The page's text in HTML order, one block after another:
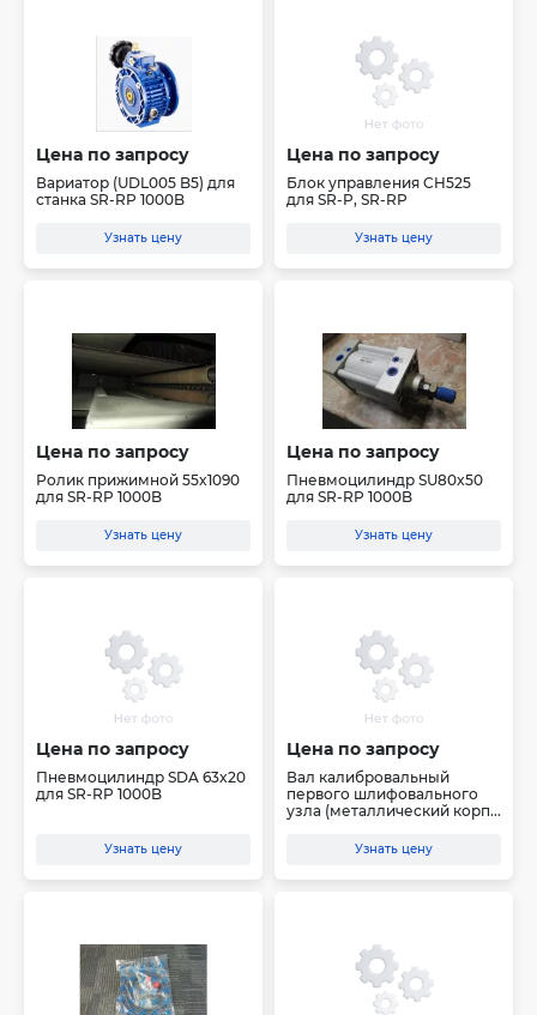
Цена по запросу
Вариатор (UDL005 B5) для
станка SR-RP 1000B
Узнать цену
Цена по запросу
Блок управления CH525
для SR-P, SR-RP
Узнать цену
Цена по запросу
Ролик прижимной 55x1090
для SR-RP 1000B
Узнать цену
Цена по запросу
Пневмоцилиндр SU80x50
для SR-RP 1000B
Узнать цену
Цена по запросу
Пневмоцилиндр SDA 63x20
для SR-RP 1000B
Узнать цену
Цена по запросу
Вал калибровальный
первого шлифовального
узла (металлический корп...
Узнать цену